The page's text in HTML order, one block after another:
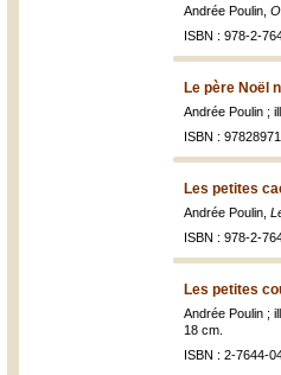
Andrée Poulin,
ISBN : 978-2-
Le père Noël
Andrée Poulin ;
ISBN :
Les petites
Andrée Poulin,
ISBN : 978-2-
Les petites
Andrée Poulin ;
18 cm.
ISBN : 2-7644-